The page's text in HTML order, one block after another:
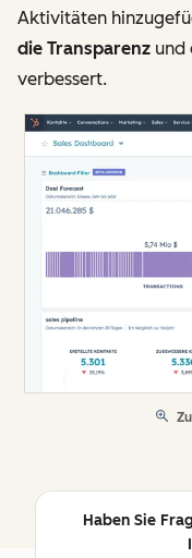
Aktivitäten
die Transparenz und
verbessert.
Haben Sie